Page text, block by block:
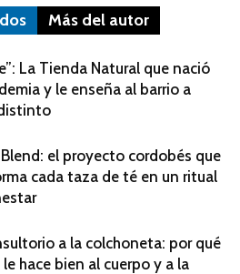
Más del autor
La Tienda Natural que nació
y le enseña al barrio a
Blend: el proyecto cordobés que
cada taza de té en un ritual
a la colchoneta: por qué
hace bien al cuerpo y a la